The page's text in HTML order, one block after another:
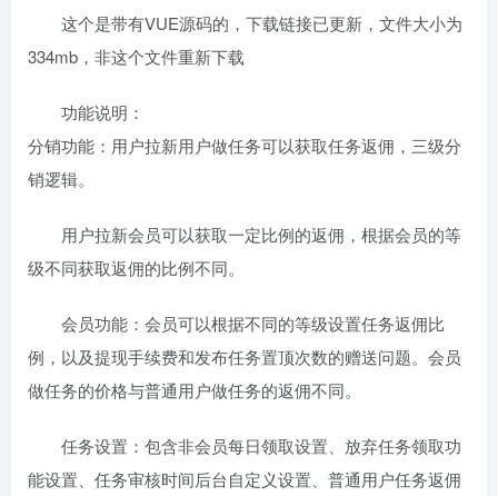
这个是带有VUE源码的，下载链接已更新，文件大小为
334mb，非这个文件重新下载
功能说明：
分销功能：用户拉新用户做任务可以获取任务返佣，三级分
销逻辑。
用户拉新会员可以获取一定比例的返佣，根据会员的等
级不同获取返佣的比例不同。
会员功能：会员可以根据不同的等级设置任务返佣比
例，以及提现手续费和发布任务置顶次数的赠送问题。会员
做任务的价格与普通用户做任务的返佣不同。
任务设置：包含非会员每日领取设置、放弃任务领取功
能设置、任务审核时间后台自定义设置、普通用户任务返佣